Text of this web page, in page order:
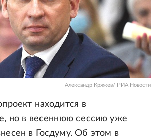
Александр Кряжев/ РИА Новости
находится в
но в весеннюю сессию уже
в Госдуму. Об этом в